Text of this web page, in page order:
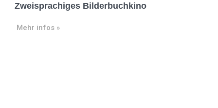
Zweisprachiges Bilderbuchkino
Mehr infos »